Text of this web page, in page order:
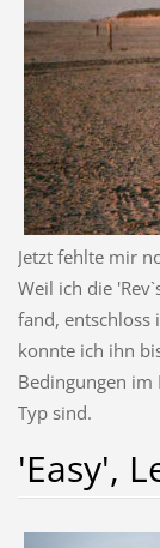
Jetzt fehlte mir
Weil ich die
fand, entschloss
konnte ich ihn
Bedingungen
Typ sind.
'Easy',